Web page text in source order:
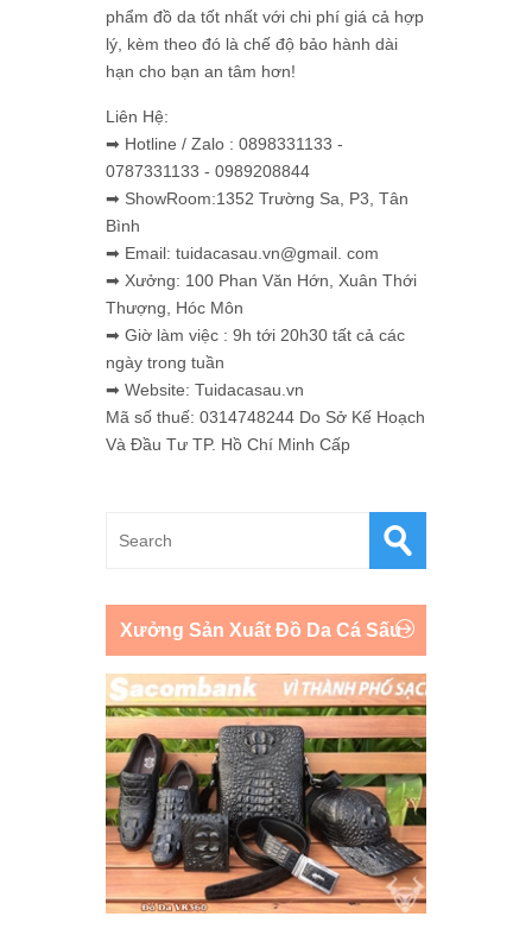
phẩm đồ da tốt nhất với chi phí giá cả hợp
lý, kèm theo đó là chế độ bảo hành dài
hạn cho bạn an tâm hơn!
Liên Hệ:
➡ Hotline / Zalo : 0898331133 -
0787331133 - 0989208844
➡ ShowRoom:1352 Trường Sa, P3, Tân
Bình
➡ Email: tuidacasau.vn@gmail. com
➡ Xưởng: 100 Phan Văn Hớn, Xuân Thới
Thượng, Hóc Môn
➡ Giờ làm việc : 9h tới 20h30 tất cả các
ngày trong tuần
➡ Website: Tuidacasau.vn
Mã số thuế: 0314748244 Do Sở Kế Hoạch
Và Đầu Tư TP. Hồ Chí Minh Cấp
Xưởng Sản Xuất Đồ Da Cá Sấu